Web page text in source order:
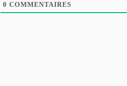
0 COMMENTAIRES